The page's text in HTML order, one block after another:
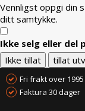
Vennligst oppgi din
ditt samtykke.
Ikke selg eller del
Ikke tillat
tillat
Fri frakt over
Faktura 30 dager